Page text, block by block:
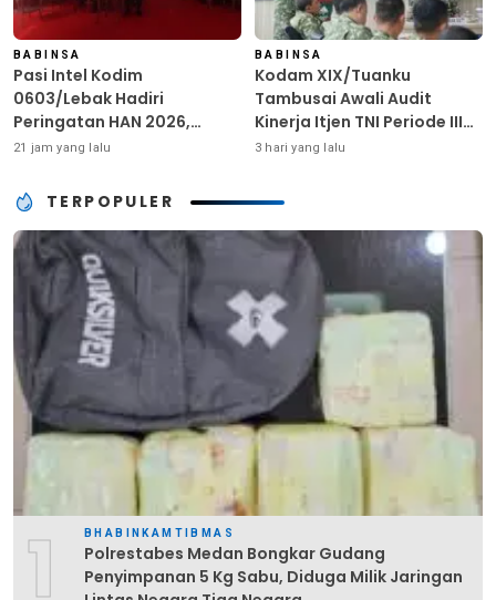
BABINSA
Pasi Intel Kodim
0603/Lebak Hadiri
Peringatan HAN 2026,
Tegaskan Dukungan
Ramah Anak
21 jam yang lalu
BABINSA
Kodam XIX/Tuanku
Tambusai Awali Audit
Kinerja Itjen TNI Periode III
TA 2026
3 hari yang lalu
TERPOPULER
1 BHABINKAMTIBMAS
Polrestabes Medan Bongkar Gudang
Penyimpanan 5 Kg Sabu, Diduga Milik Jaringan